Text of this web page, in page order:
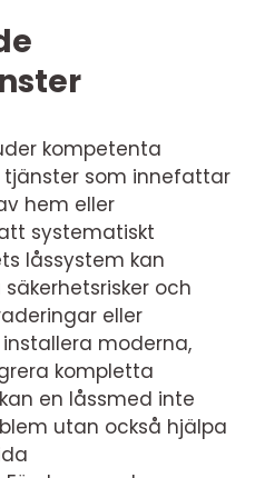
kompetenta
som innefattar
hem eller
systematiskt
låssystem kan
och
eller
moderna,
kompletta
en låssmed inte
utan också hjälpa